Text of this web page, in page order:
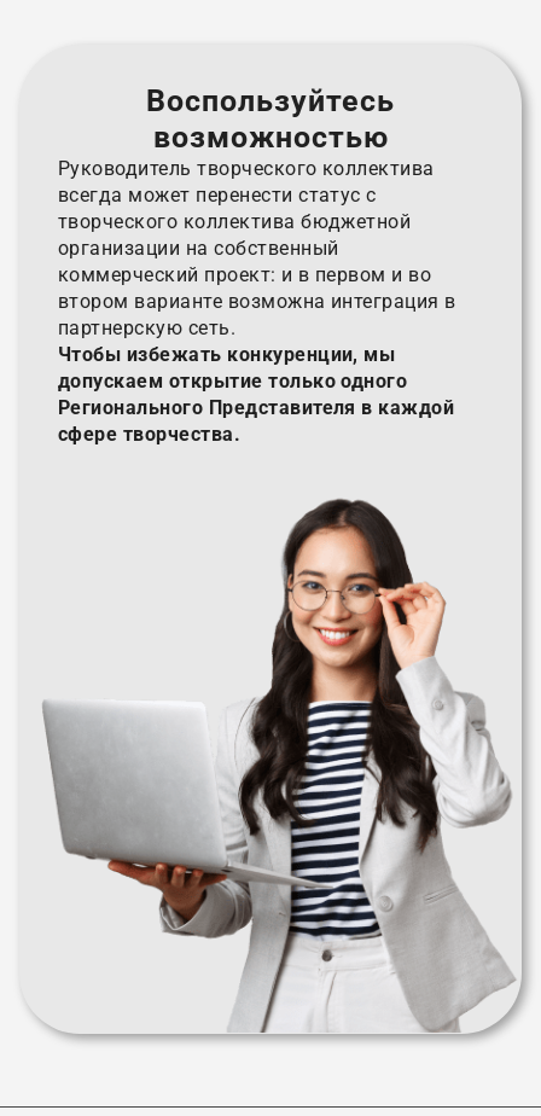
Воспользуйтесь
возможностью
Руководитель творческого коллектива
всегда может перенести статус с
творческого коллектива бюджетной
организации на собственный
коммерческий проект: и в первом и во
втором варианте возможна интеграция в
партнерскую сеть.
Чтобы избежать конкуренции, мы
допускаем открытие только одного
Регионального Представителя в каждой
сфере творчества.